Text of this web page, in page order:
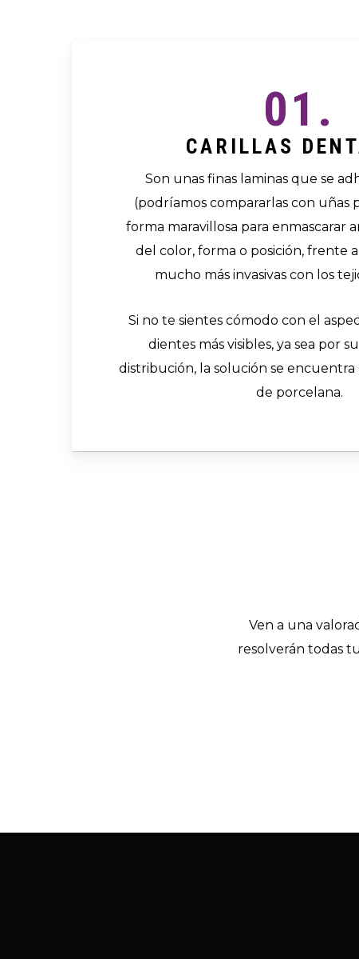
01.
CARILLAS
Son unas finas laminas que se
(podríamos compararlas con uñas
forma maravillosa para enmascarar
del color, forma o posición, frente
mucho más invasivas con los
Si no te sientes cómodo con el
dientes más visibles, ya sea por
distribución, la solución se encuentra
de porcelana.
Ven a una
resolverán todas